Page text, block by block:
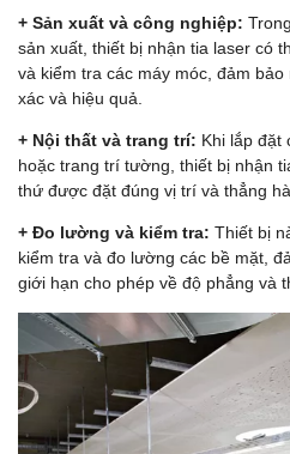
+ Sản xuất và công nghiệp:
sản xuất, thiết bị nhận tia laser có
và kiểm tra các máy móc, đảm
xác và hiệu quả.
+ Nội thất và trang trí: Khi lắp đặt
hoặc trang trí tường, thiết bị nhận
thứ được đặt đúng vị trí và thẳng
+ Đo lường và kiểm tra: Thiết bị
kiểm tra và đo lường các bề mặt,
giới hạn cho phép về độ phẳng và